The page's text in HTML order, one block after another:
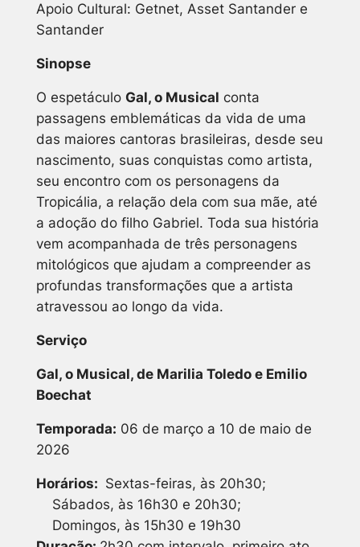
Apoio Cultural: Getnet, Asset Santander e
Santander
Sinopse
O espetáculo Gal, o Musical conta
passagens emblemáticas da vida de uma
das maiores cantoras brasileiras, desde seu
nascimento, suas conquistas como artista,
seu encontro com os personagens da
Tropicália, a relação dela com sua mãe, até
a adoção do filho Gabriel. Toda sua história
vem acompanhada de três personagens
mitológicos que ajudam a compreender as
profundas transformações que a artista
atravessou ao longo da vida.
Serviço
Gal, o Musical, de Marilia Toledo e Emilio
Boechat
Temporada: 06 de março a 10 de maio de
2026
Horários: Sextas-feiras, às 20h30;
Sábados, às 16h30 e 20h30;
Domingos, às 15h30 e 19h30